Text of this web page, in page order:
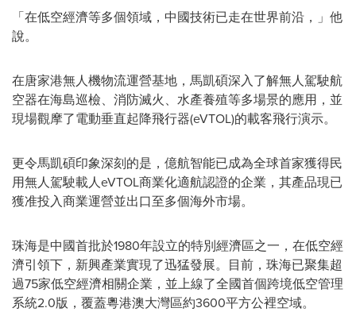
「在低空經濟等多個領域，中國技術已走在世界前沿，」他
說。
在唐家港無人機物流運營基地，馬凱碩深入了解無人駕駛航
空器在海島巡檢、消防滅火、水產養殖等多場景的應用，並
現場觀摩了電動垂直起降飛行器(eVTOL)的載客飛行演示。
更令馬凱碩印象深刻的是，億航智能已成為全球首家獲得民
用無人駕駛載人eVTOL商業化適航認證的企業，其產品現已
獲准投入商業運營並出口至多個海外市場。
珠海是中國首批於1980年設立的特別經濟區之一，在低空經
濟引領下，新興產業實現了迅猛發展。目前，珠海已聚集超
過75家低空經濟相關企業，並上線了全國首個跨境低空管理
系統2.0版，覆蓋粵港澳大灣區約3600平方公裡空域。